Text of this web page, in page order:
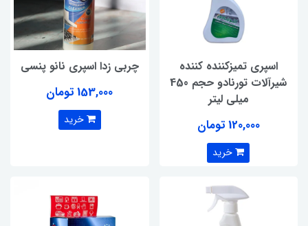
اسپری تمیزکننده‏ کننده
شیرآلات تورنادو حجم 450
میلی لیتر
120,000 تومان
خرید
چربی زدا اسپری نانو پنسی
153,000 تومان
خرید